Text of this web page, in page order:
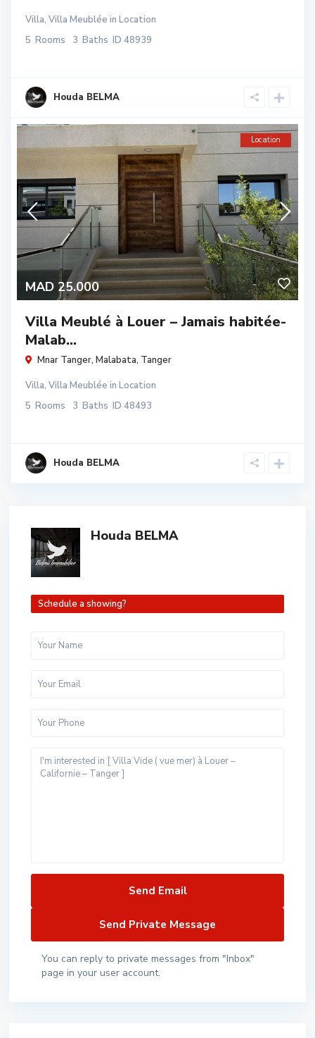
Villa, Villa Meublée in Location
5 Rooms 3 Baths ID 48939
Houda BELMA
MAD 25.000
Location
Villa Meublé à Louer – Jamais habitée-
Malab...
Mnar Tanger, Malabata, Tanger
Villa, Villa Meublée in Location
5 Rooms 3 Baths ID 48493
Houda BELMA
Houda BELMA
Schedule a showing?
You can reply to private messages from "Inbox"
page in your user account.